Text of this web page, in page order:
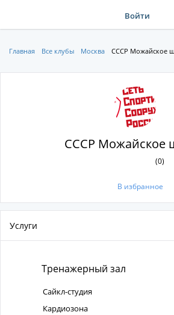
Войти
Главная Все клубы Москва СССР Можайское
СССР Можайское
(0)
В избранное
Услуги
Тренажерный зал
Сайкл-студия
Кардиозона